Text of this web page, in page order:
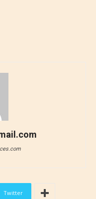
Twitter